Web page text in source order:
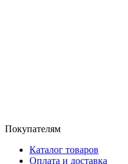
Покупателям
Каталог товаров
Оплата и доставка